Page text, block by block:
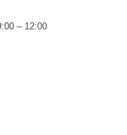
– 12:00